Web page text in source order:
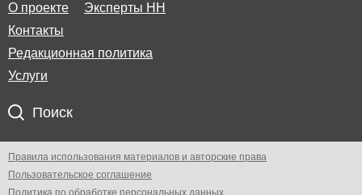
О проекте
Эксперты НН
Контакты
Редакционная политика
Услуги
Поиск
Правила использования материалов и авторские права
Пользовательское соглашение
Политика по обработке персональных данных